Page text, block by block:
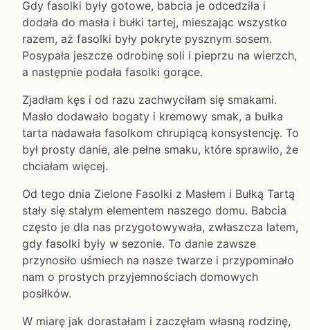
Gdy fasolki były gotowe, babcia je odcedziła i
dodała do masła i bułki tartej, mieszając wszystko
razem, aż fasolki były pokryte pysznym sosem.
Posypała jeszcze odrobinę soli i pieprzu na wierzch,
a następnie podała fasolki gorące.
Zjadłam kęs i od razu zachwyciłam się smakami.
Masło dodawało bogaty i kremowy smak, a bułka
tarta nadawała fasolkom chrupiącą konsystencję. To
był prosty danie, ale pełne smaku, które sprawiło, że
chciałam więcej.
Od tego dnia Zielone Fasolki z Masłem i Bułką Tartą
stały się stałym elementem naszego domu. Babcia
często je dla nas przygotowywała, zwłaszcza latem,
gdy fasolki były w sezonie. To danie zawsze
przynosiło uśmiech na nasze twarze i przypominało
nam o prostych przyjemnościach domowych
posiłków.
W miarę jak dorastałam i zaczęłam własną rodzinę,